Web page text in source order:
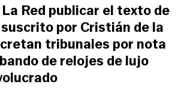
Red publicar el texto de
por Cristián de la
tribunales por nota
de relojes de lujo